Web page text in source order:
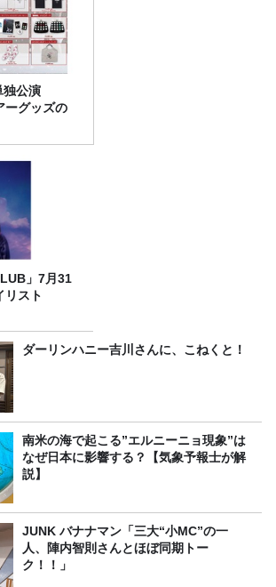
独公演
ーグッズの
」7月31
リスト
ダーリンハニー吉川さんに、こねくと！
南米の海で起こる”エルニーニョ現象”は
なぜ日本に影響する？【気象予報士が解
説】
JUNK バナナマン「三大“小MC”の一
人、陣内智則さんとほぼ同期トー
ク！！」